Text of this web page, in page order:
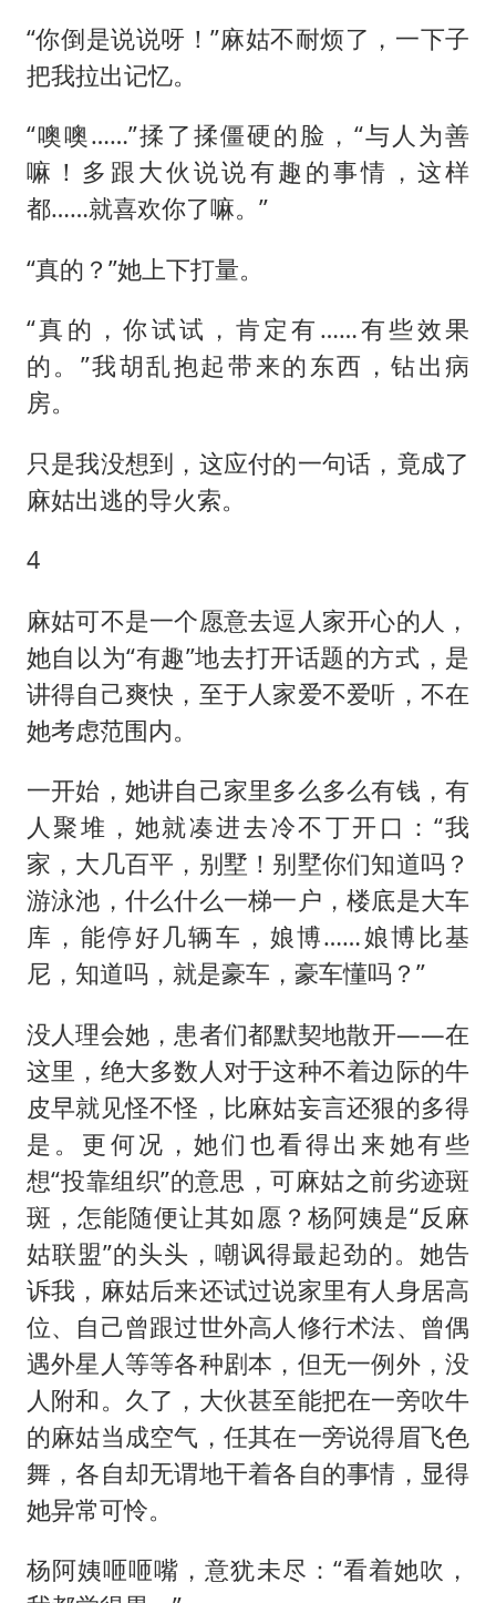
“你倒是说说呀！”麻姑不耐烦了，一下子
把我拉出记忆。
“噢噢……”揉了揉僵硬的脸，“与人为善
嘛！多跟大伙说说有趣的事情，这样
都……就喜欢你了嘛。”
“真的？”她上下打量。
“真的，你试试，肯定有……有些效果
的。”我胡乱抱起带来的东西，钻出病
房。
只是我没想到，这应付的一句话，竟成了
麻姑出逃的导火索。
4
麻姑可不是一个愿意去逗人家开心的人，
她自以为“有趣”地去打开话题的方式，是
讲得自己爽快，至于人家爱不爱听，不在
她考虑范围内。
一开始，她讲自己家里多么多么有钱，有
人聚堆，她就凑进去冷不丁开口：“我
家，大几百平，别墅！别墅你们知道吗？
游泳池，什么什么一梯一户，楼底是大车
库，能停好几辆车，娘博……娘博比基
尼，知道吗，就是豪车，豪车懂吗？”
没人理会她，患者们都默契地散开——在
这里，绝大多数人对于这种不着边际的牛
皮早就见怪不怪，比麻姑妄言还狠的多得
是。更何况，她们也看得出来她有些
想“投靠组织”的意思，可麻姑之前劣迹斑
斑，怎能随便让其如愿？杨阿姨是“反麻
姑联盟”的头头，嘲讽得最起劲的。她告
诉我，麻姑后来还试过说家里有人身居高
位、自己曾跟过世外高人修行术法、曾偶
遇外星人等等各种剧本，但无一例外，没
人附和。久了，大伙甚至能把在一旁吹牛
的麻姑当成空气，任其在一旁说得眉飞色
舞，各自却无谓地干着各自的事情，显得
她异常可怜。
杨阿姨咂咂嘴，意犹未尽：“看着她吹，